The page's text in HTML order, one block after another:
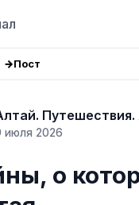
Пост
Путешествия.
июля 2026
о